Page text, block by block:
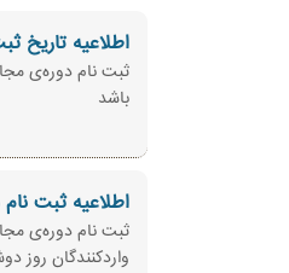
اطلاعیه تاریخ
باشد
اطلاعیه ثبت نام
واردکنندگان روز دوشنبه مورخ